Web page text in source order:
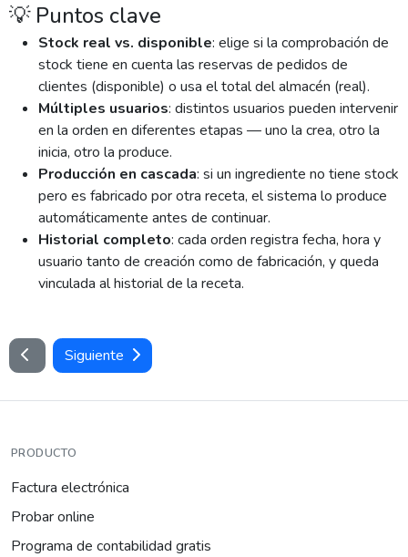
💡 Puntos clave
Stock real vs. disponible: elige si la comprobación de
stock tiene en cuenta las reservas de pedidos de
clientes (disponible) o usa el total del almacén (real).
Múltiples usuarios: distintos usuarios pueden intervenir
en la orden en diferentes etapas — uno la crea, otro la
inicia, otro la produce.
Producción en cascada: si un ingrediente no tiene stock
pero es fabricado por otra receta, el sistema lo produce
automáticamente antes de continuar.
Historial completo: cada orden registra fecha, hora y
usuario tanto de creación como de fabricación, y queda
vinculada al historial de la receta.
Siguiente
PRODUCTO
Factura electrónica
Probar online
Programa de contabilidad gratis